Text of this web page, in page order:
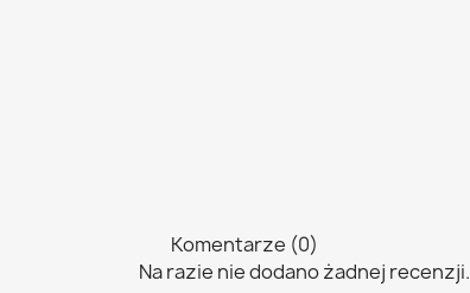
Komentarze (0)
Na razie nie dodano żadnej recenzji.